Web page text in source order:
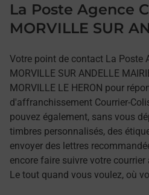
La Poste Agence
MORVILLE SUR
Votre point de contact La Poste
MORVILLE SUR ANDELLE
MORVILLE LE HERON pour
d'affranchissement Courrier-
pouvez également, sans vous
timbres personnalisés, des
envoyer des lettres
encore faire suivre votre
Le tout quand vous voulez, où